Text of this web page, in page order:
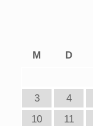
M
D
3
4
10
11